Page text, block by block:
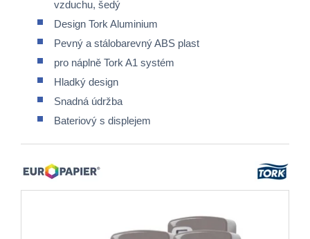
vzduchu, šedý
Design Tork Aluminium
Pevný a stálobarevný ABS plast
pro náplně Tork A1 systém
Hladký design
Snadná údržba
Bateriový s displejem